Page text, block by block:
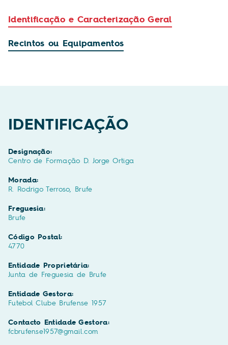
Identificação e Caracterização Geral
Recintos ou Equipamentos
IDENTIFICAÇÃO
Designação:
Centro de Formação D. Jorge Ortiga
Morada:
R. Rodrigo Terroso, Brufe
Freguesia:
Brufe
Código Postal:
4770
Entidade Proprietária:
Junta de Freguesia de Brufe
Entidade Gestora:
Futebol Clube Brufense 1957
Contacto Entidade Gestora:
fcbrufense1957@gmail.com